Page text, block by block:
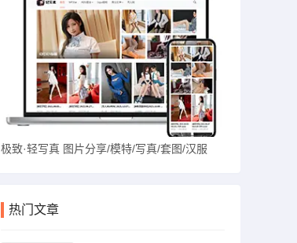
极致·轻写真 图片分享/模特/写真/套图/汉服
热门文章